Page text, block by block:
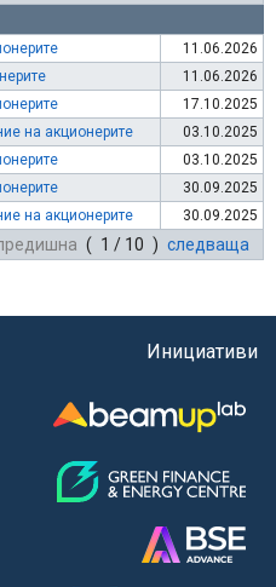
11.06.2026
11.06.2026
17.10.2025
на акционерите
03.10.2025
03.10.2025
30.09.2025
на акционерите
30.09.2025
( 1 / 10 ) следваща
Инициативи